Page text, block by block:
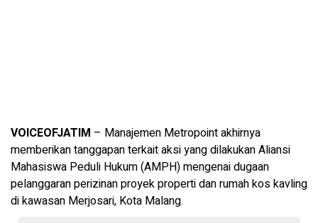
VOICEOFJATIM – Manajemen Metropoint akhirnya
memberikan tanggapan terkait aksi yang dilakukan Aliansi
Mahasiswa Peduli Hukum (AMPH) mengenai dugaan
pelanggaran perizinan proyek properti dan rumah kos kavling
di kawasan Merjosari, Kota Malang.